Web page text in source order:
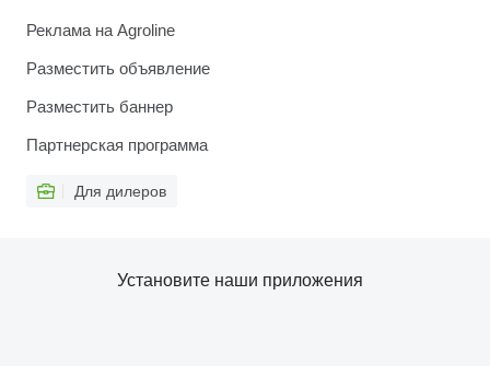
Реклама на Agroline
Разместить объявление
Разместить баннер
Партнерская программа
Для дилеров
Установите наши приложения